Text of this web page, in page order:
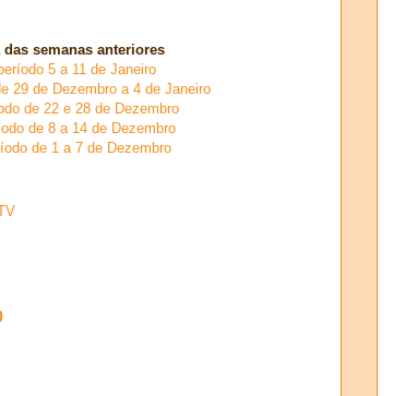
semanas anteriores
5 a 11 de Janeiro
29 de Dezembro a 4 de Janeiro
de 22 e 28 de Dezembro
de 8 a 14 de Dezembro
de 1 a 7 de Dezembro